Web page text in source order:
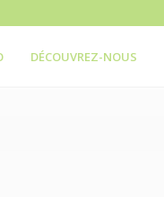
DÉCOUVREZ-NOUS